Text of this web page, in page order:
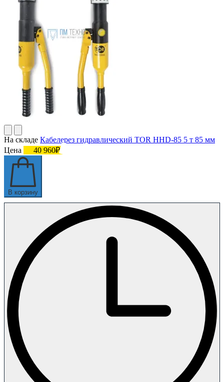
На складе Кабелерез гидравлический TOR HHD-85 5 т 85 мм
Цена
40 960₽
В корзину